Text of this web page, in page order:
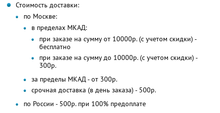
Стоимость доставки:
по Москве:
в пределах МКАД:
при заказе на сумму от 10000р. (с учетом скидки) -
бесплатно
при заказе на сумму до 10000р. (с учетом скидки) -
300р.
за пределы МКАД - от 300р.
срочная доставка (в день заказа) - 500р.
по России - 500р. при 100% предоплате